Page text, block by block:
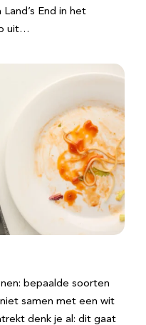
End in het
uit…
bepaalde soorten
samen met een wit
denk je al: dit gaat